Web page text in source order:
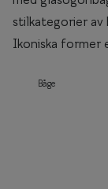
stilkategorier av
Ikoniska
Båge